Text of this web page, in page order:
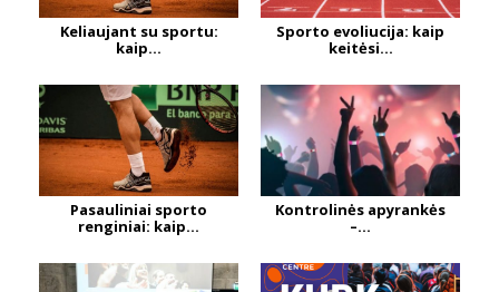
Keliaujant su sportu:
kaip...
Sporto evoliucija: kaip
keitėsi...
Pasauliniai sporto
renginiai: kaip...
Kontrolinės apyrankės
–...